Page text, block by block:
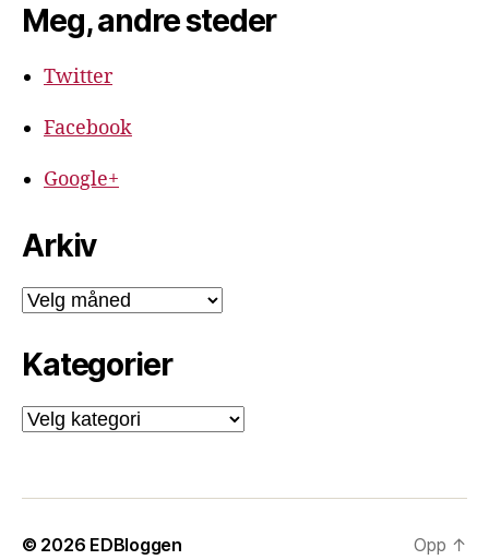
Meg, andre steder
Twitter
Facebook
Google+
Arkiv
Arkiv
Kategorier
Kategorier
© 2026 EDBloggen Opp ↑